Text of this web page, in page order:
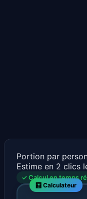
Portion par
Estime en 2 clics
✓ Calcul en temps